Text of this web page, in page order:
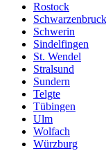
Rostock
Schwarzenbruck
Schwerin
Sindelfingen
St. Wendel
Stralsund
Sundern
Telgte
Tübingen
Ulm
Wolfach
Würzburg